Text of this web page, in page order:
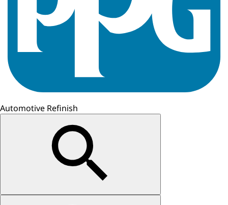
Automotive Refinish